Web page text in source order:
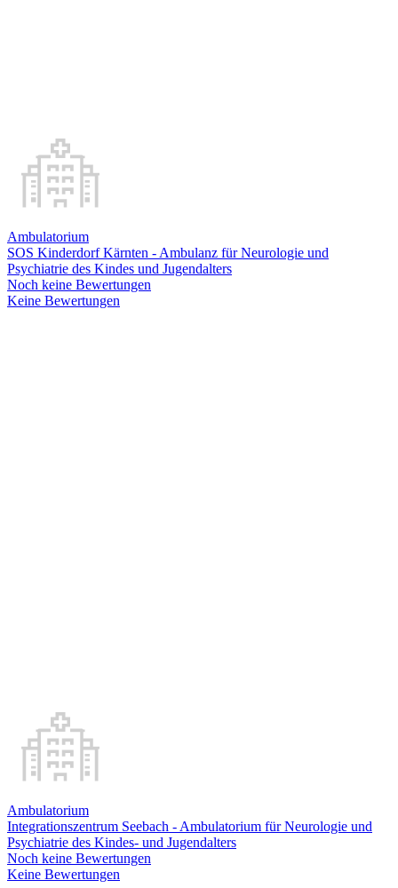
Ambulatorium
SOS Kinderdorf Kärnten - Ambulanz für Neurologie und
Psychiatrie des Kindes und Jugendalters
Noch keine Bewertungen
Keine Bewertungen
Ambulatorium
Integrationszentrum Seebach - Ambulatorium für Neurologie und
Psychiatrie des Kindes- und Jugendalters
Noch keine Bewertungen
Keine Bewertungen